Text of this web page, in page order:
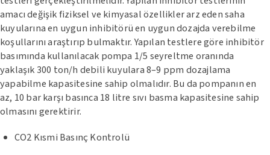
amacı değişik fiziksel ve kimyasal özellikler arz eden saha
kuyularına en uygun inhibitörü en uygun dozajda verebilme
koşullarını araştırıp bulmaktır. Yapılan testlere göre inhibitör
basımında kullanılacak pompa 1/5 seyreltme oranında
yaklaşık 300 ton/h debili kuyulara 8–9 ppm dozajlama
yapabilme kapasitesine sahip olmalıdır. Bu da pompanın en
az, 10 bar karşı basınca 18 litre sıvı basma kapasitesine sahip
olmasını gerektirir.
CO2 Kısmi Basınç Kontrolü